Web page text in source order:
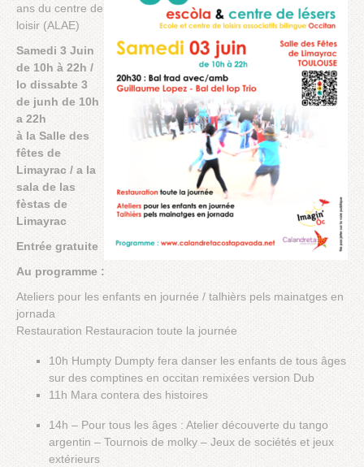
ans du centre de
loisir (ALAE)
Samedi 3 Juin
de 10h à 22h /
lo dissabte 3
de junh de 10h
a 22h
à la Salle des
fêtes de
Limayrac / a la
sala de las
fèstas de
Limayrac
Entrée gratuite
Au programme :
Ateliers pour les enfants en journée / talhièrs pels mainatges en
jornada
Restauration Restauracion toute la journée
10h Humpty Dumpty fera danser les enfants de tous âges
sur des comptines en occitan remixées version Dub
11h Mara contera des histoires
14h – Pour tous les âges : Atelier découverte du tango
argentin – Tournois de molky – Jeux de sociétés et jeux
extérieurs